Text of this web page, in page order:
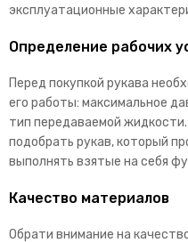
эксплуатационные
Определение рабочих
Перед покупкой рукава
его работы: максимальное
тип передаваемой
подобрать рукав, который
выполнять взятые на себя
Качество материалов
Обрати внимание на